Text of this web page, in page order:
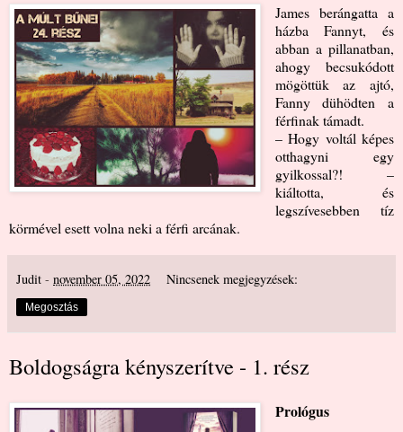
James berángatta a
házba Fannyt, és
abban a pillanatban,
ahogy becsukódott
mögöttük az ajtó,
Fanny dühödten a
férfinak támadt.
– Hogy voltál képes
otthagyni egy
gyilkossal?! –
kiáltotta, és
legszívesebben tíz
körmével esett volna neki a férfi arcának.
Judit - november 05, 2022 Nincsenek megjegyzések:
Megosztás
Boldogságra kényszerítve - 1. rész
Prológus